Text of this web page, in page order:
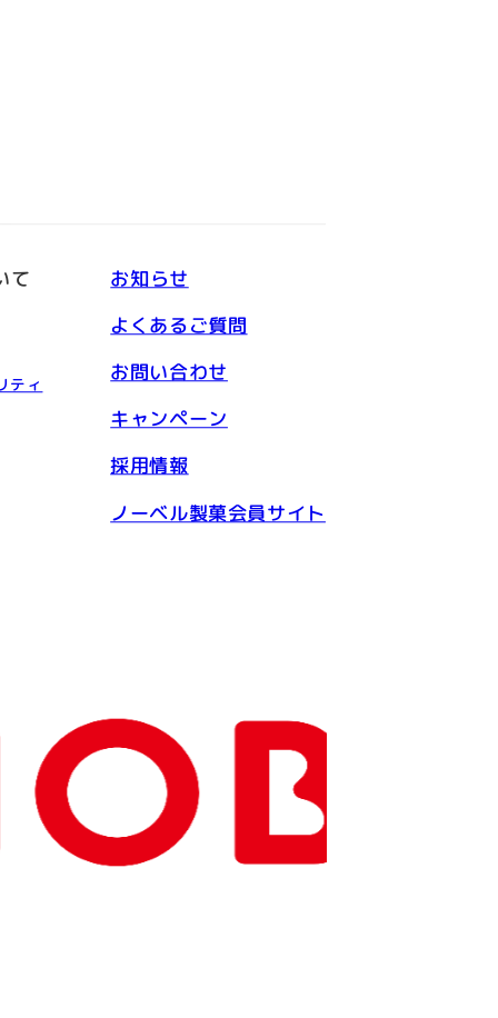
て
ティ
お知らせ
よくあるご質問
お問い合わせ
キャンペーン
採用情報
ノーベル製菓会員サイト